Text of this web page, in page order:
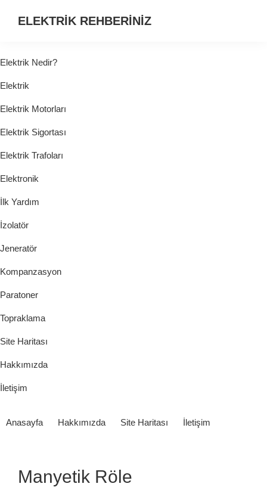
ELEKTRİK REHBERİNİZ
HER
ŞEY...
Elektrik Nedir?
Elektrik
Elektrik Motorları
Elektrik Sigortası
Elektrik Trafoları
Elektronik
İlk Yardım
İzolatör
Jeneratör
Kompanzasyon
Paratoner
Topraklama
Site Haritası
Hakkımızda
İletişim
Anasayfa Hakkımızda Site Haritası İletişim
Manyetik Röle